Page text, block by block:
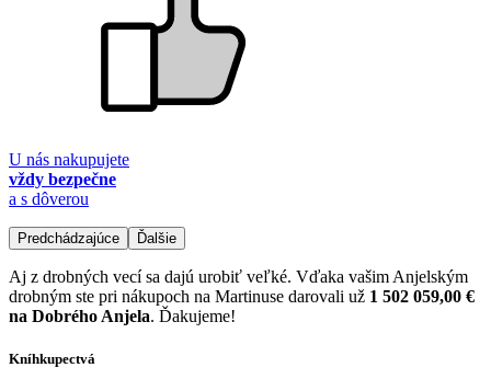
U nás nakupujete
vždy bezpečne
a s dôverou
Predchádzajúce Ďalšie
Aj z drobných vecí sa dajú urobiť veľké. Vďaka vašim Anjelským
drobným ste pri nákupoch na Martinuse darovali už 1 502 059,00 €
na Dobrého Anjela. Ďakujeme!
Kníhkupectvá